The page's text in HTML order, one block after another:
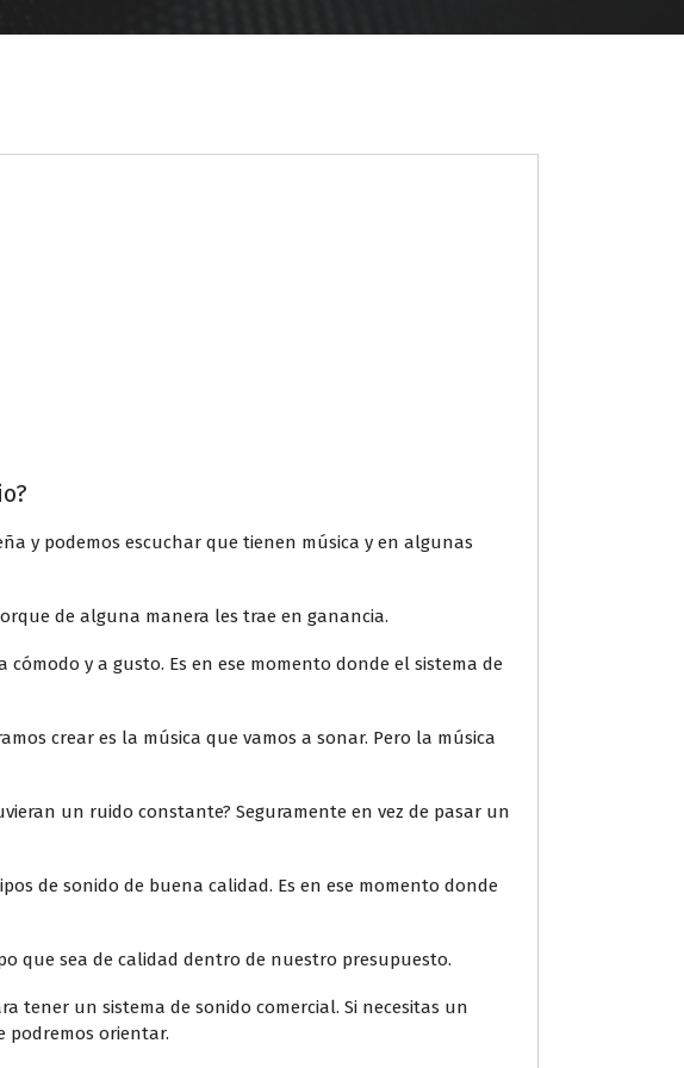
y podemos escuchar que tienen música y en algunas
de alguna manera les trae en ganancia.
y a gusto. Es en ese momento donde el sistema de
crear es la música que vamos a sonar. Pero la música
un ruido constante? Seguramente en vez de pasar un
de sonido de buena calidad. Es en ese momento donde
que sea de calidad dentro de nuestro presupuesto.
tener un sistema de sonido comercial. Si necesitas un
podremos orientar.